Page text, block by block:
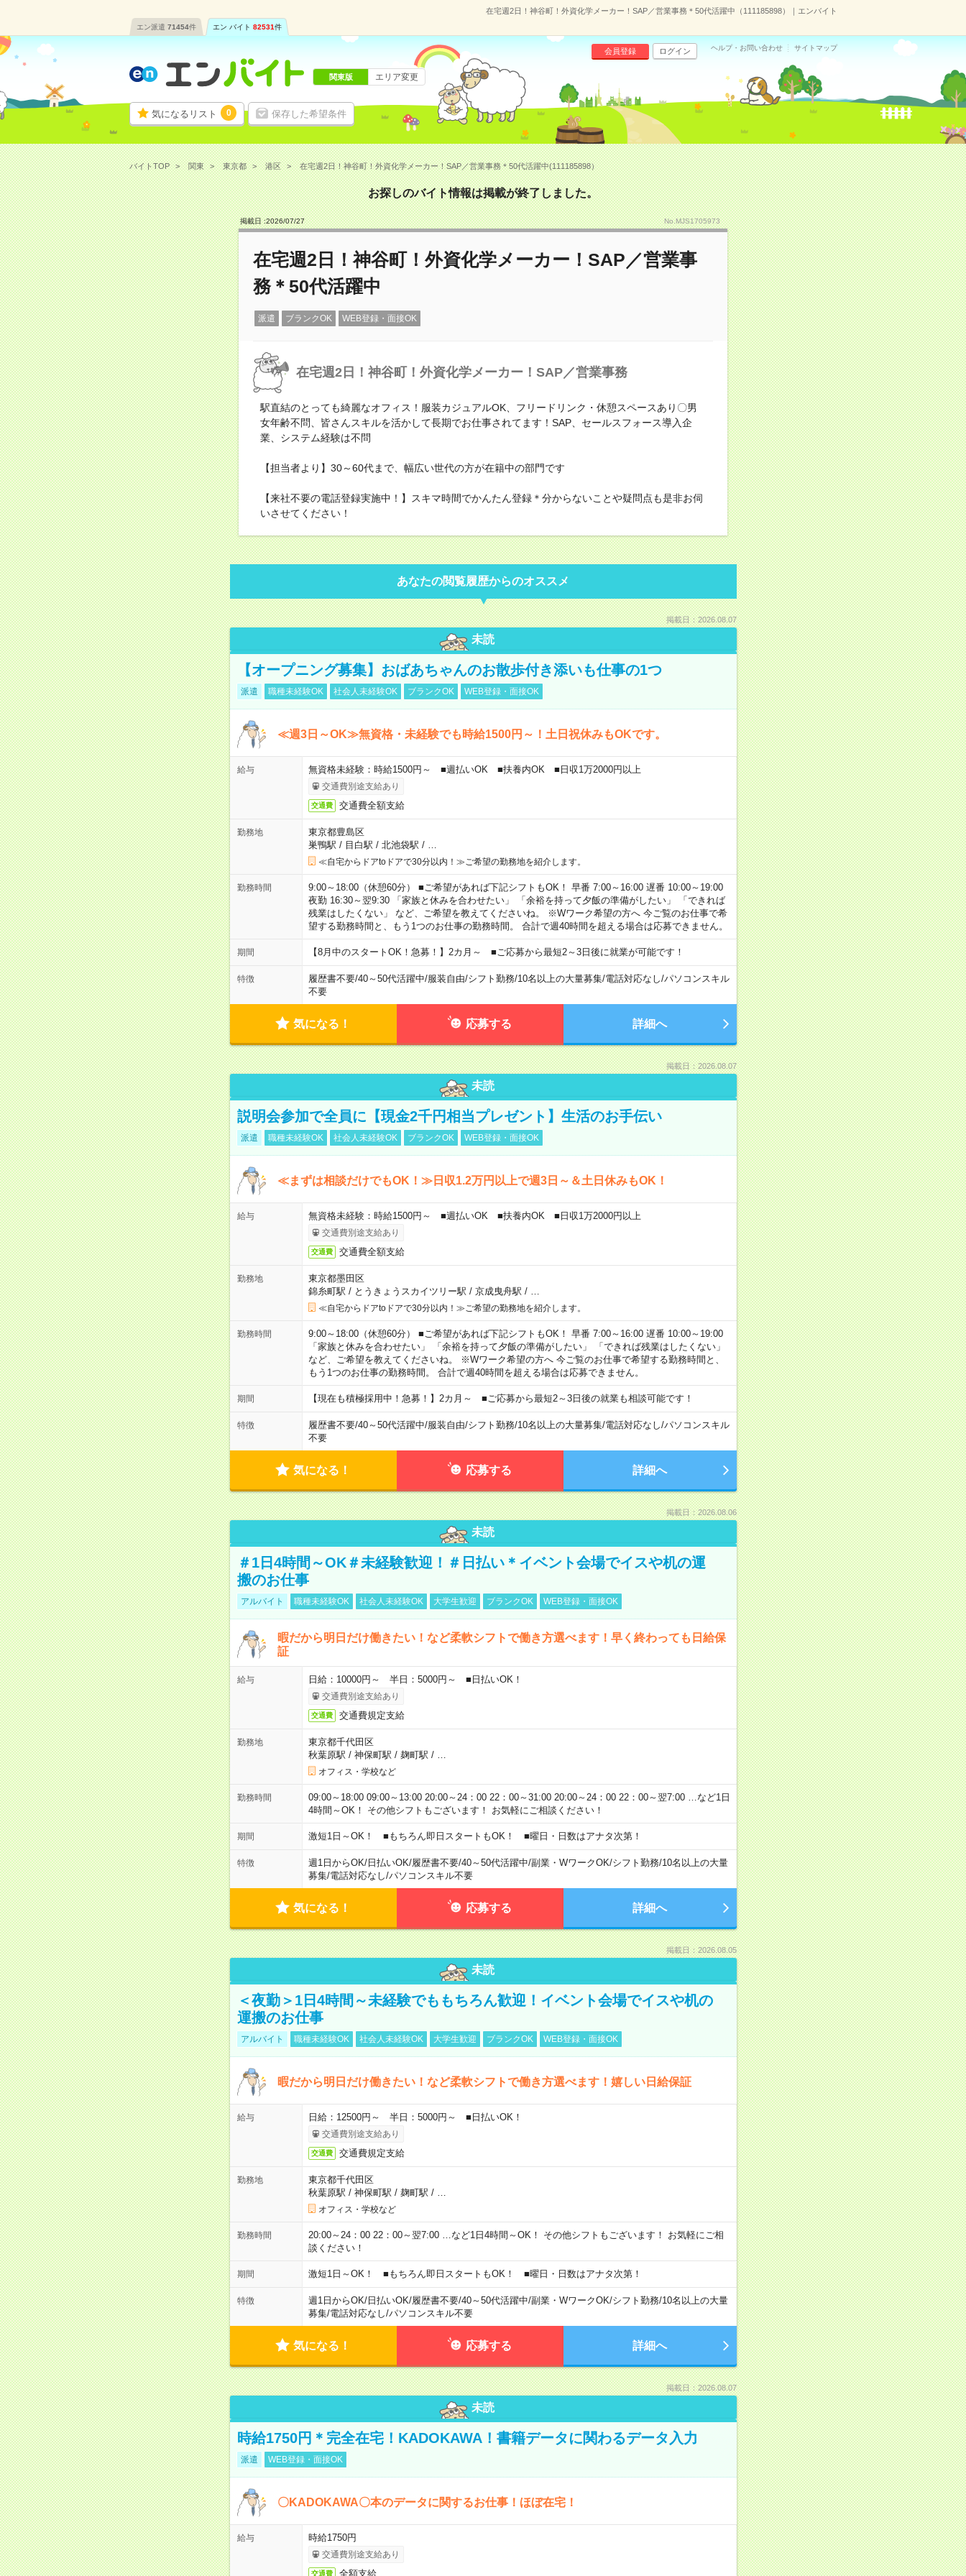
在宅週2日！神谷町！外資化学メーカー！SAP／営業事務＊50代活躍中（111185898）｜エンバイト
エン派遣 71454件 エン バイト 82531件
気になるリスト 0 保存した希望条件
会員登録 ログイン ヘルプ・お問い合わせ サイトマップ
関東版 エリア変更
バイトTOP 関東 東京都 港区 在宅週2日！神谷町！外資化学メーカー！SAP／営業事務＊50代活躍中(111185898）
お探しのバイト情報は掲載が終了しました。
掲載日 :2026/07/27 No.MJS1705973
在宅週2日！神谷町！外資化学メーカー！SAP／営業事
務＊50代活躍中
派遣 ブランクOK WEB登録・面接OK
在宅週2日！神谷町！外資化学メーカー！SAP／営業事務
駅直結のとっても綺麗なオフィス！服装カジュアルOK、フリードリンク・休憩スペースあり〇男
女年齢不問、皆さんスキルを活かして長期でお仕事されてます！SAP、セールスフォース導入企
業、システム経験は不問
【担当者より】30～60代まで、幅広い世代の方が在籍中の部門です
【来社不要の電話登録実施中！】スキマ時間でかんたん登録＊分からないことや疑問点も是非お伺
いさせてください！
あなたの閲覧履歴からのオススメ
掲載日：2026.08.07
未読
【オープニング募集】おばあちゃんのお散歩付き添いも仕事の1つ
派遣 職種未経験OK 社会人未経験OK ブランクOK WEB登録・面接OK
≪週3日～OK≫無資格・未経験でも時給1500円～！土日祝休みもOKです。
給与 無資格未経験：時給1500円～ ■週払いOK ■扶養内OK ■日収1万2000円以上
交通費別途支給あり
交通費 交通費全額支給
勤務地
東京都豊島区
巣鴨駅 / 目白駅 / 北池袋駅 /
≪自宅からドアtoドアで30分以内！≫ご希望の勤務地を紹介します。
勤務時間
9:00～18:00（休憩60分） ■ご希望があれば下記シフトもOK！ 早番 7:00～16:00 遅番 10:00～19:00
夜勤 16:30～翌9:30 「家族と休みを合わせたい」 「余裕を持って夕飯の準備がしたい」 「できれば
残業はしたくない」 など、ご希望を教えてくださいね。 ※Wワーク希望の方へ 今ご覧のお仕事で希
望する勤務時間と、もう1つのお仕事の勤務時間。 合計で週40時間を超える場合は応募できません。
期間 【8月中のスタートOK！急募！】2カ月～ ■ご応募から最短2～3日後に就業が可能です！
特徴 履歴書不要/40～50代活躍中/服装自由/シフト勤務/10名以上の大量募集/電話対応なし/パソコンスキル
不要
気になる！ 応募する 詳細へ
掲載日：2026.08.07
未読
説明会参加で全員に【現金2千円相当プレゼント】生活のお手伝い
派遣 職種未経験OK 社会人未経験OK ブランクOK WEB登録・面接OK
≪まずは相談だけでもOK！≫日収1.2万円以上で週3日～＆土日休みもOK！
給与 無資格未経験：時給1500円～ ■週払いOK ■扶養内OK ■日収1万2000円以上
交通費別途支給あり
交通費 交通費全額支給
勤務地
東京都墨田区
錦糸町駅 / とうきょうスカイツリー駅 / 京成曳舟駅 /
≪自宅からドアtoドアで30分以内！≫ご希望の勤務地を紹介します。
勤務時間
9:00～18:00（休憩60分） ■ご希望があれば下記シフトもOK！ 早番 7:00～16:00 遅番 10:00～19:00
「家族と休みを合わせたい」 「余裕を持って夕飯の準備がしたい」 「できれば残業はしたくない」
など、ご希望を教えてくださいね。 ※Wワーク希望の方へ 今ご覧のお仕事で希望する勤務時間と、
もう1つのお仕事の勤務時間。 合計で週40時間を超える場合は応募できません。
期間 【現在も積極採用中！急募！】2カ月～ ■ご応募から最短2～3日後の就業も相談可能です！
特徴 履歴書不要/40～50代活躍中/服装自由/シフト勤務/10名以上の大量募集/電話対応なし/パソコンスキル
不要
気になる！ 応募する 詳細へ
掲載日：2026.08.06
未読
＃1日4時間～OK＃未経験歓迎！＃日払い＊イベント会場でイスや机の運
搬のお仕事
アルバイト 職種未経験OK 社会人未経験OK 大学生歓迎 ブランクOK WEB登録・面接OK
暇だから明日だけ働きたい！など柔軟シフトで働き方選べます！早く終わっても日給保
証
給与 日給：10000円～ 半日：5000円～ ■日払いOK！
交通費別途支給あり
交通費 交通費規定支給
勤務地
東京都千代田区
秋葉原駅 / 神保町駅 / 麹町駅 /
オフィス・学校など
勤務時間
09:00～18:00 09:00～13:00 20:00～24：00 22：00～31:00 20:00～24：00 22：00～翌7:00 …など1日
4時間～OK！ その他シフトもございます！ お気軽にご相談ください！
期間 激短1日～OK！ ■もちろん即日スタートもOK！ ■曜日・日数はアナタ次第！
特徴 週1日からOK/日払いOK/履歴書不要/40～50代活躍中/副業・WワークOK/シフト勤務/10名以上の大量
募集/電話対応なし/パソコンスキル不要
気になる！ 応募する 詳細へ
掲載日：2026.08.05
未読
＜夜勤＞1日4時間～未経験でももちろん歓迎！イベント会場でイスや机の
運搬のお仕事
アルバイト 職種未経験OK 社会人未経験OK 大学生歓迎 ブランクOK WEB登録・面接OK
暇だから明日だけ働きたい！など柔軟シフトで働き方選べます！嬉しい日給保証
給与 日給：12500円～ 半日：5000円～ ■日払いOK！
交通費別途支給あり
交通費 交通費規定支給
勤務地
東京都千代田区
秋葉原駅 / 神保町駅 / 麹町駅 /
オフィス・学校など
勤務時間
20:00～24：00 22：00～翌7:00 …など1日4時間～OK！ その他シフトもございます！ お気軽にご相
談ください！
期間 激短1日～OK！ ■もちろん即日スタートもOK！ ■曜日・日数はアナタ次第！
特徴 週1日からOK/日払いOK/履歴書不要/40～50代活躍中/副業・WワークOK/シフト勤務/10名以上の大量
募集/電話対応なし/パソコンスキル不要
気になる！ 応募する 詳細へ
掲載日：2026.08.07
未読
時給1750円＊完全在宅！KADOKAWA！書籍データに関わるデータ入力
派遣 WEB登録・面接OK
〇KADOKAWA〇本のデータに関するお仕事！ほぼ在宅！
給与 時給1750円
交通費別途支給あり
交通費 全額支給